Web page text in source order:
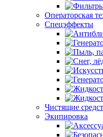
Операторская
Спецэффекты
Чистящие
Экипировка